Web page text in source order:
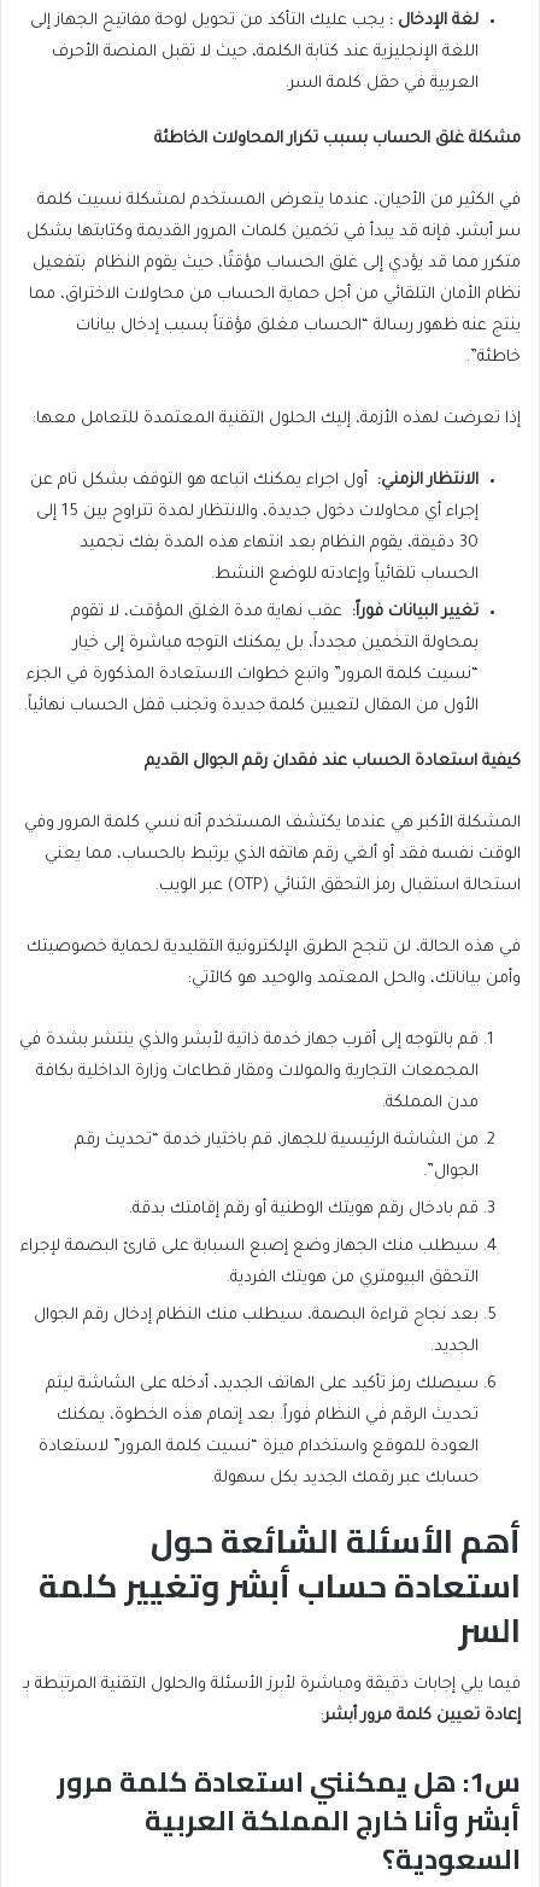
لغة الإدخال : يجب عليك التأكد من تحويل لوحة مفاتيح الجهاز إلى
اللغة الإنجليزية عند كتابة الكلمة، حيث لا تقبل المنصة الأحرف
العربية في حقل كلمة السر.
مشكلة غلق الحساب بسبب تكرار المحاولات الخاطئة
في الكثير من الأحيان، عندما يتعرض المستخدم لمشكلة نسيت كلمة
سر أبشر، فإنه قد يبدأ في تخمين كلمات المرور القديمة وكتابتها بشكل
متكرر مما قد يؤدي إلى غلق الحساب مؤقتًا، حيث يقوم النظام بتفعيل
نظام الأمان التلقائي من أجل حماية الحساب من محاولات الاختراق، مما
ينتج عنه ظهور رسالة “الحساب مغلق مؤقتاً بسبب إدخال بيانات
خاطئة”.
إذا تعرضت لهذه الأزمة، إليك الحلول التقنية المعتمدة للتعامل معها:
الانتظار الزمني: أول اجراء يمكنك اتباعه هو التوقف بشكل تام عن
إجراء أي محاولات دخول جديدة، والانتظار لمدة تتراوح بين 15 إلى
30 دقيقة، يقوم النظام بعد انتهاء هذه المدة بفك تجميد
الحساب تلقائياً وإعادته للوضع النشط.
تغيير البيانات فوراً: عقب نهاية مدة الغلق المؤقت، لا تقوم
بمحاولة التخمين مجدداً، بل يمكنك التوجه مباشرة إلى خيار
“نسيت كلمة المرور” واتبع خطوات الاستعادة المذكورة في الجزء
الأول من المقال لتعيين كلمة جديدة وتجنب قفل الحساب نهائياً.
كيفية استعادة الحساب عند فقدان رقم الجوال القديم
المشكلة الأكبر هي عندما يكتشف المستخدم أنه نسي كلمة المرور وفي
الوقت نفسه فقد أو ألغي رقم هاتفه الذي يرتبط بالحساب، مما يعني
استحالة استقبال رمز التحقق الثنائي (OTP) عبر الويب.
في هذه الحالة، لن تنجح الطرق الإلكترونية التقليدية لحماية خصوصيتك
وأمن بياناتك، والحل المعتمد والوحيد هو كالآتي:
قم بالتوجه إلى أقرب جهاز خدمة ذاتية لأبشر والذي ينتشر بشدة في
المجمعات التجارية والمولات ومقار قطاعات وزارة الداخلية بكافة
مدن المملكة.
من الشاشة الرئيسية للجهاز، قم باختيار خدمة “تحديث رقم
الجوال”.
قم بادخال رقم هويتك الوطنية أو رقم إقامتك بدقة.
سيطلب منك الجهاز وضع إصبع السبابة على قارئ البصمة لإجراء
التحقق البيومتري من هويتك الفردية.
بعد نجاح قراءة البصمة، سيطلب منك النظام إدخال رقم الجوال
الجديد.
سيصلك رمز تأكيد على الهاتف الجديد، أدخله على الشاشة ليتم
تحديث الرقم في النظام فوراً. بعد إتمام هذه الخطوة، يمكنك
العودة للموقع واستخدام ميزة “نسيت كلمة المرور” لاستعادة
حسابك عبر رقمك الجديد بكل سهولة.
أهم الأسئلة الشائعة حول
استعادة حساب أبشر وتغيير كلمة
السر
فيما يلي إجابات دقيقة ومباشرة لأبرز الأسئلة والحلول التقنية المرتبطة بـ
إعادة تعيين كلمة مرور أبشر:
س1: هل يمكنني استعادة كلمة مرور
أبشر وأنا خارج المملكة العربية
السعودية؟